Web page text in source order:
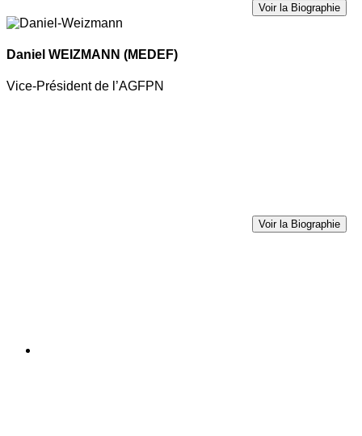
Voir la Biographie
Daniel WEIZMANN (MEDEF)
Vice-Président de l’AGFPN
Voir la Biographie